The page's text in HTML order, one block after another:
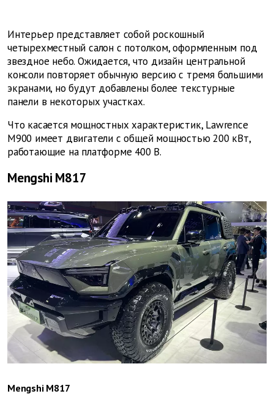
Интерьер представляет собой роскошный
четырехместный салон с потолком, оформленным под
звездное небо. Ожидается, что дизайн центральной
консоли повторяет обычную версию с тремя большими
экранами, но будут добавлены более текстурные
панели в некоторых участках.
Что касается мощностных характеристик, Lawrence
M900 имеет двигатели с общей мощностью 200 кВт,
работающие на платформе 400 В.
Mengshi M817
Mengshi M817